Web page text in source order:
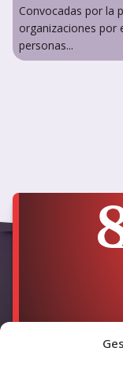
Convocadas por la
organizaciones por
personas...